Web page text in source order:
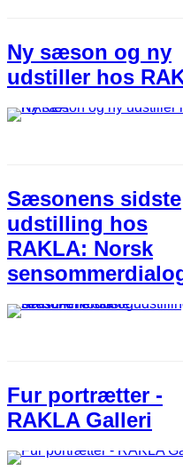
Ny sæson og ny
udstiller hos
Sæsonens sidste
udstilling hos
RAKLA: Norsk
Fur portrætter -
RAKLA Galleri